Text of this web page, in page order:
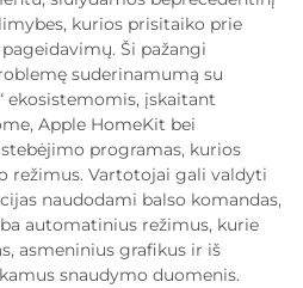
kurios prisitaiko prie
Ši pažangi
suderinamumą su
ekosistemomis, įskaitant
Apple HomeKit bei
programas, kurios
režimus. Vartotojai gali valdyti
naudodami balso komandas,
automatinius režimus, kurie
asmeninius grafikus ir iš
snaudymo duomenis.